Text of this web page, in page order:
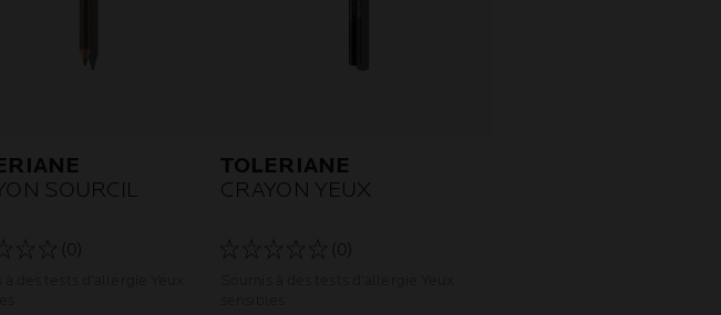
SOURCIL
(0)
TOLERIANE
CRAYON YEUX
(0)